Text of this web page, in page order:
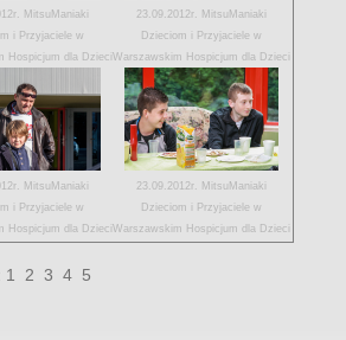
MitsuManiaki
i Przyjaciele w
Hospicjum dla Dzieci
23.09.2012r. MitsuManiaki
Dzieciom i Przyjaciele w
Warszawskim Hospicjum dla Dzieci
MitsuManiaki
i Przyjaciele w
Hospicjum dla Dzieci
23.09.2012r. MitsuManiaki
Dzieciom i Przyjaciele w
Warszawskim Hospicjum dla Dzieci
1 2 3 4 5